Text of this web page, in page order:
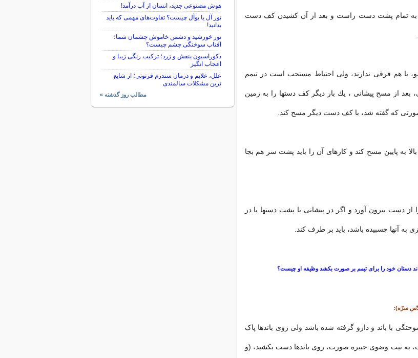
تمام پشت دست راست و بعد از آن كشیدن كف دست
با هم فرقى ندارند، ولى احتیاط مستحب است در تیمم
بعد از مسح پیشانى ، یك بار دیگر كف دستها را به زمین
كه گفته شد، با كف دست دیگر مسح كند.
به پایین مسح كند و كارهاى آن را باید پشت سر هم بجا
از دست بیرون آورد و اگر در پیشانى یا پشت دستها یا در
به آنها چسبیده باشد، باید بر طرف كند.
خود را برای تیمم بر صورت بکشد وظیفه او چیست؟
سرّه):
با باند و دارو گرفته شده باشد ولی روی باندها پاک
به نیت وضوی جبیره صورت، روی باندها دست بکشید، (و
هوش مصنوعی جدید، انسان از آب درآمد!
تور آل یا یوآل چیست؟ تفاوت‌های مهمی که باید
بدانید!
نور خورشید و دشمن خاموش چشمان شما؛
آفتاب سوختگی چشم چیست؟
دکوراسیون بنفش و زرد؛ ترکیب رنگی زیبا و
اعجاب انگیز
علل، علایم و درمان سندرم فرتوتی؛ از شایع
ترین مشکلات سالمندی
مطالب روز گذشته »